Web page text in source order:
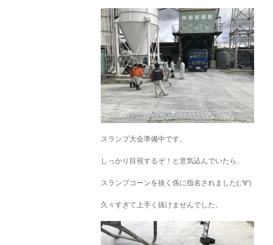
スランプ大会準備中です。
しっかり目視するぞ！と意気込んでいたら、
スランプコーンを抜く係に指名されました(;’∀’)
久々すぎて上手く抜けませんでした。